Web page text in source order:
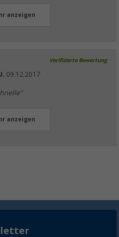
anzeigen
Verifizierte Bewertung
09.12.2017
anzeigen